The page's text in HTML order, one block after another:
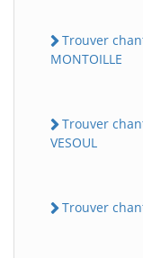
Trouver
MONTOILLE
Trouver
VESOUL
Trouver